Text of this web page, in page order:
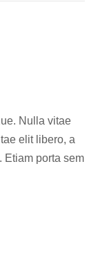
Nulla vitae
elit libero, a
Etiam porta sem